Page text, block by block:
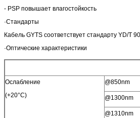
- PSP повышает влагостойкость
·Стандарты
Кабель GYTS соответствует стандарту YD/T
·Оптические характеристики
Ослабление
(+20°C)
@850nm
@1300nm
@1310nm